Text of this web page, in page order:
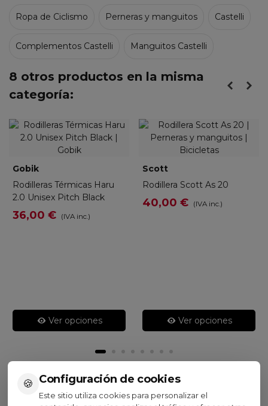
🍪 Configuración de cookies
Este sitio utiliza cookies para personalizar el
Ropa de Ciclismo Perneras y manguitos Castelli
Complementos Castelli Manguitos Castelli
8 otros productos en la misma
categoría:
Gobik
Rodilleras Térmicas Haru
2.0 Unisex Pitch Black
36,00 € (IVA inc.)
Ver opciones
Scott
Rodillera Scott As 20
40,00 € (IVA inc.)
Ver opciones
Visto recientemente